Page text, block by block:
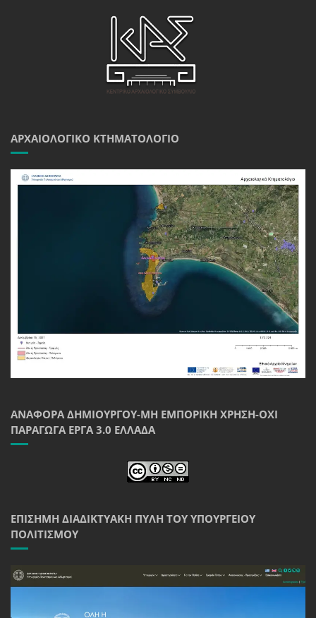
ΑΡΧΑΙΟΛΟΓΙΚΌ ΚΤΗΜΑΤΟΛΌΓΙΟ
ΑΝΑΦΟΡΆ ΔΗΜΙΟΥΡΓΟΎ-ΜΗ ΕΜΠΟΡΙΚΉ ΧΡΉΣΗ-ΌΧΙ
ΠΑΡΆΓΩΓΑ ΈΡΓΑ 3.0 ΕΛΛΆΔΑ
ΕΠΊΣΗΜΗ ΔΙΑΔΙΚΤΥΑΚΉ ΠΎΛΗ ΤΟΥ ΥΠΟΥΡΓΕΊΟΥ
ΠΟΛΙΤΙΣΜΟΎ